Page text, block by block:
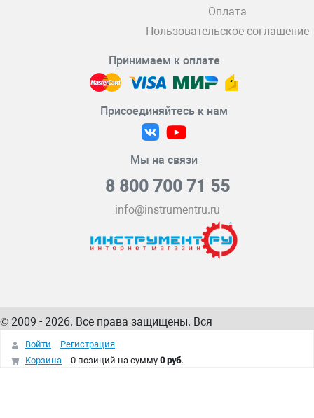
Оплата
Пользовательское соглашение
Принимаем к оплате
Присоединяйтесь к нам
Мы на связи
8 800 700 71 55
info@instrumentru.ru
© 2009 - 2026. Все права защищены. Вся
информация на сайте – собственность
интернет-магазина
Войти
Регистрация
Корзина
0 позиций на сумму 0 руб.